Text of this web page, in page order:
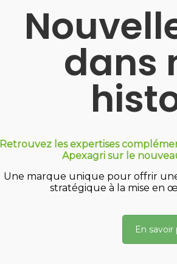
Si vous
Grâce à
à
dans
Retrouvez les expertises
Apexagri sur le
Une marque unique pour offrir
stratégique à la mise en
En savoir